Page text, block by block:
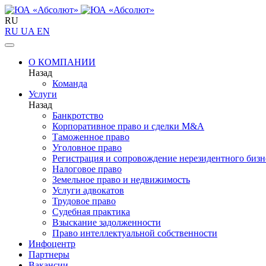
RU
RU UA EN
О КОМПАНИИ
Назад
Команда
Услуги
Назад
Банкротство
Корпоративное право и сделки M&A
Таможенное право
Уголовное право
Регистрация и сопровождение нерезидентного
Налоговое право
Земельное право и недвижимость
Услуги адвокатов
Трудовое право
Судебная практика
Взыскание задолженности
Право интеллектуальной собственности
Инфоцентр
Партнеры